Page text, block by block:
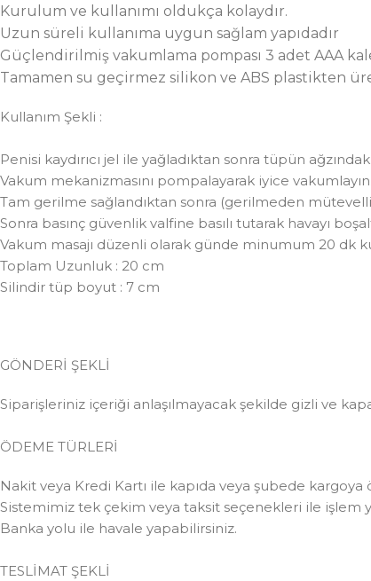
Kurulum ve kullanımı oldukça kolaydır.
Uzun süreli kullanıma uygun sağlam yapıdadır
Güçlendirilmiş vakumlama pompası 3 adet AAA
Tamamen su geçirmez silikon ve ABS plastikten
Kullanım Şekli :
Penisi kaydırıcı jel ile yağladıktan sonra tüpün
Vakum mekanizmasını pompalayarak iyice vakumlayın.
Tam gerilme sağlandıktan sonra (gerilmeden
Sonra basınç güvenlik valfine basılı tutarak havayı
Vakum masajı düzenli olarak günde minumum 20 dk
Toplam Uzunluk : 20 cm
Silindir tüp boyut : 7 cm
GÖNDERİ ŞEKLİ
Siparişleriniz içeriği anlaşılmayacak şekilde gizli ve
ÖDEME TÜRLERİ
Nakit veya Kredi Kartı ile kapıda veya şubede kargoya
Sistemimiz tek çekim veya taksit seçenekleri ile işlem
Banka yolu ile havale yapabilirsiniz.
TESLİMAT ŞEKLİ